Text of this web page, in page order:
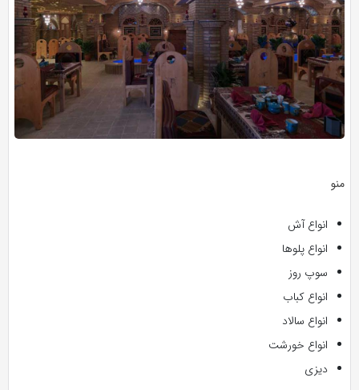
منو
انواع آش
انواع پلوها
سوپ روز
انواع کباب
انواع سالاد
انواع خورشت
دیزی